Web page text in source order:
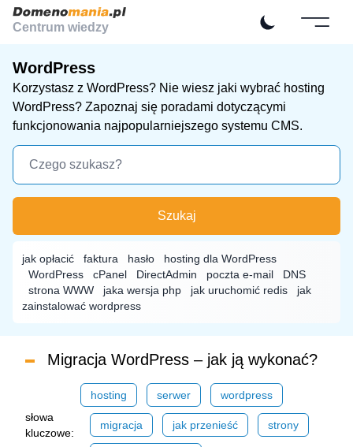
Centrum wiedzy
WordPress
Korzystasz z WordPress? Nie wiesz jaki wybrać hosting
WordPress? Zapoznaj się poradami dotyczącymi
funkcjonowania najpopularniejszego systemu CMS.
Szukaj
jak opłacić faktura hasło
hosting dla WordPress
WordPress
cPanel DirectAdmin poczta e-mail
DNS
strona WWW
jaka wersja php jak uruchomić redis
jak
zainstalować wordpress
Migracja WordPress – jak ją wykonać?
słowa
kluczowe:
hosting serwer wordpress
migracja jak przenieść strony